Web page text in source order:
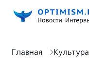
Главная Культура